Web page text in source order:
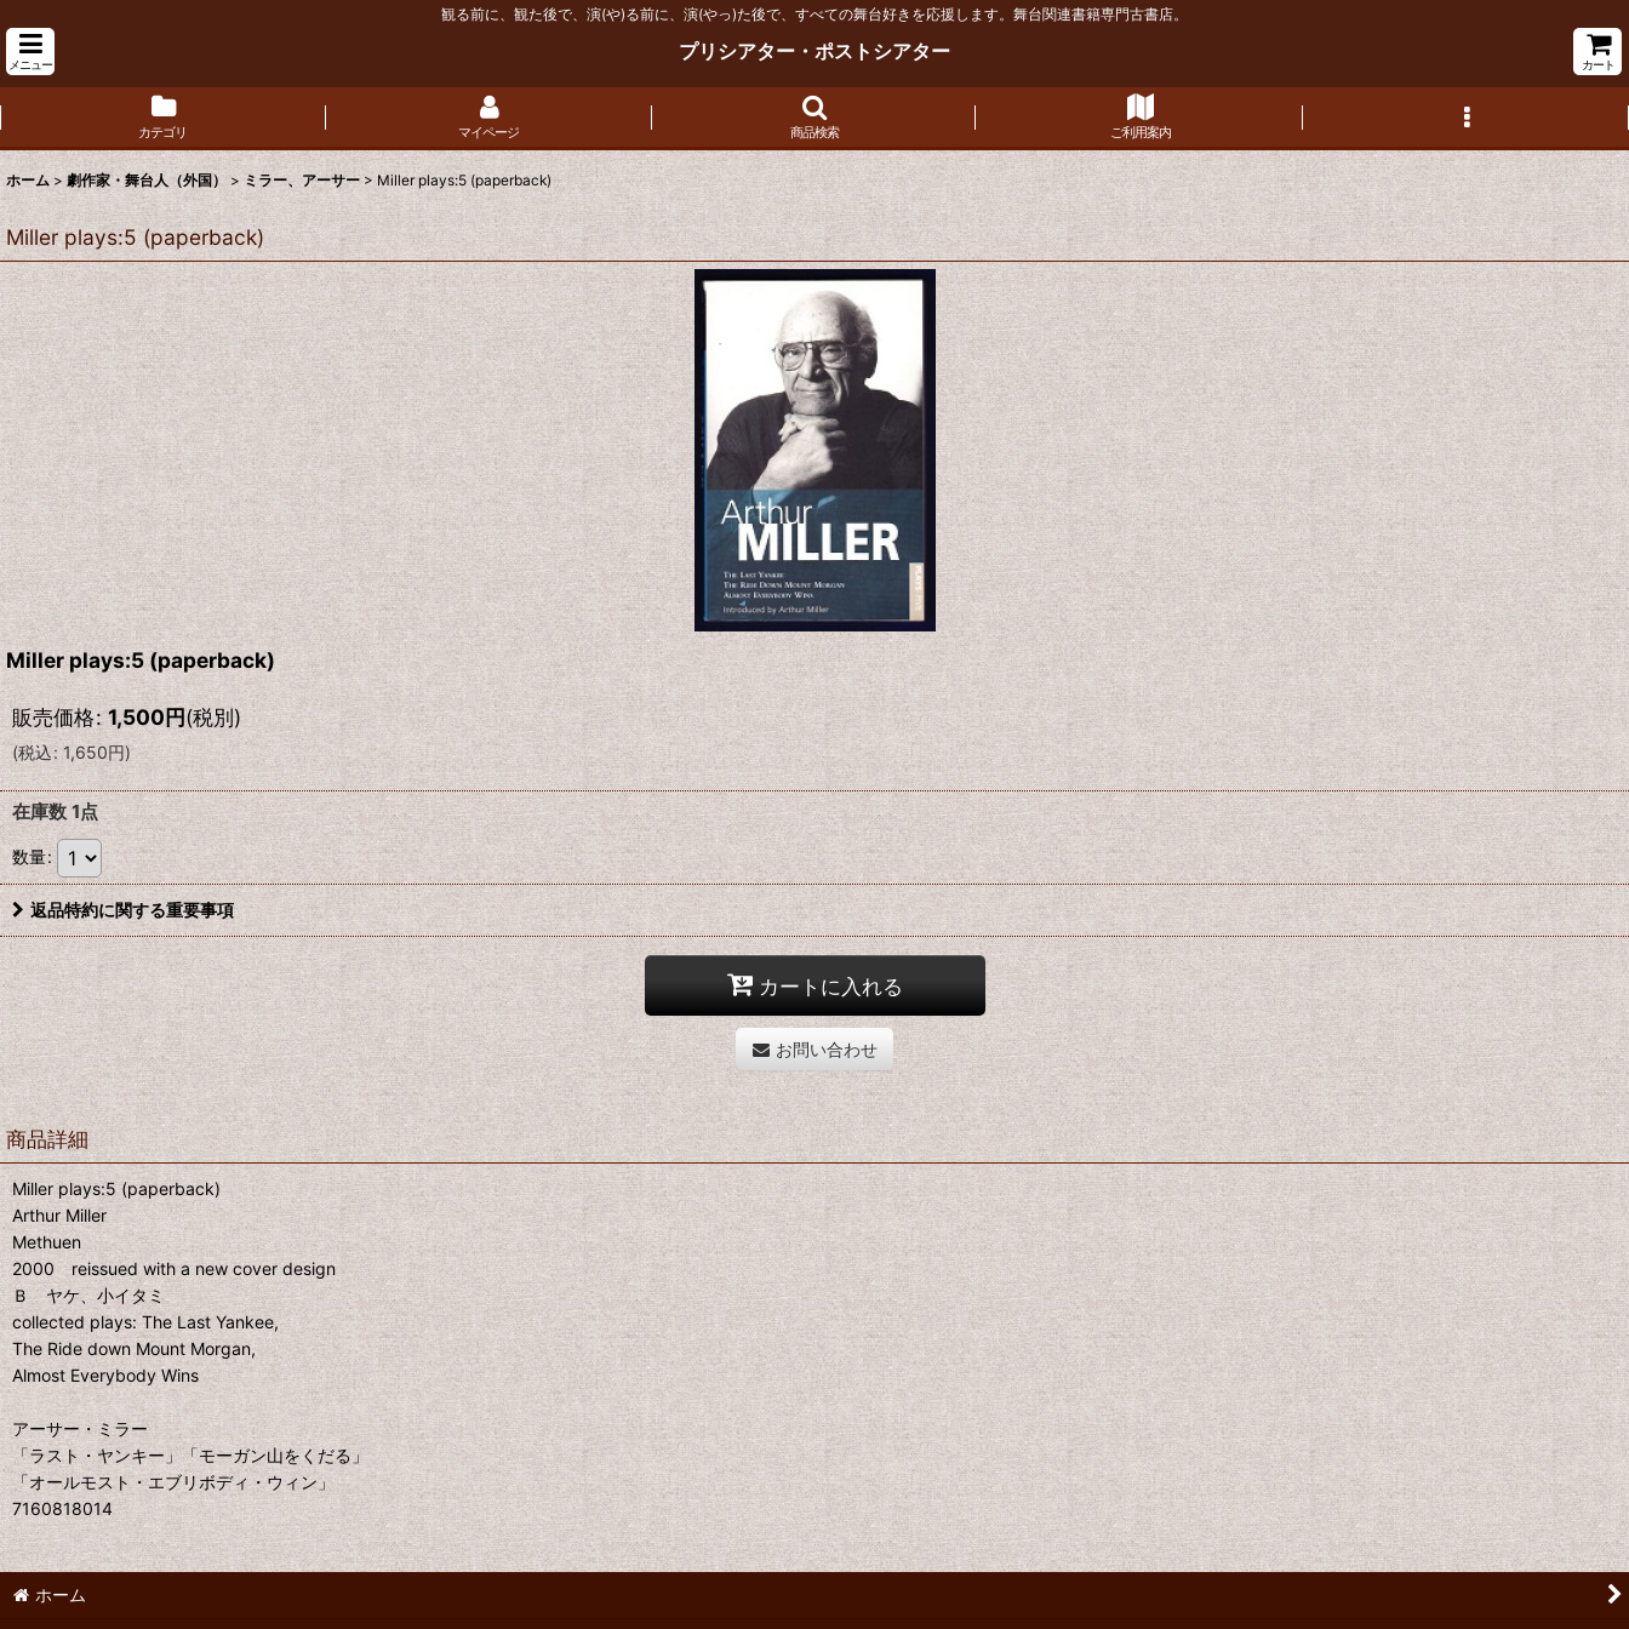
観る前に、観た後で、演(や)る前に、演(やっ)た後で、すべての舞台好きを応援します。舞台関連書籍専門古書店。
メニュー
プリシアター・ポストシアター
カート
カテゴリ マイページ 商品検索 ご利用案内
ホーム > 劇作家・舞台人（外国） > ミラー、アーサー > Miller plays:5 (paperback)
Miller plays:5 (paperback)
Miller plays:5 (paperback)
販売価格: 1,500円(税別)
(税込: 1,650円)
在庫数 1点
数量:
返品特約に関する重要事項
カートに入れる
お問い合わせ
商品詳細
Miller plays:5 (paperback)
Arthur Miller
Methuen
2000 reissued with a new cover design
Ｂ ヤケ、小イタミ
collected plays: The Last Yankee,
The Ride down Mount Morgan,
Almost Everybody Wins
アーサー・ミラー
「ラスト・ヤンキー」「モーガン山をくだる」
「オールモスト・エブリボディ・ウィン」
7160818014
ホーム